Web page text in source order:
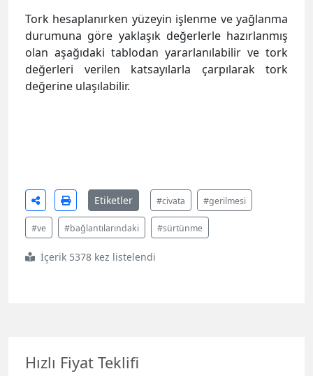
Tork hesaplanırken yüzeyin işlenme ve yağlanma
durumuna göre yaklaşık değerlerle hazırlanmış
olan aşağıdaki tablodan yararlanılabilir ve tork
değerleri verilen katsayılarla çarpılarak tork
değerine ulaşılabilir.
Etiketler #civata #gerilmesi
#ve #bağlantılarındaki #sürtünme
İçerik 5378 kez listelendi
Hızlı Fiyat Teklifi